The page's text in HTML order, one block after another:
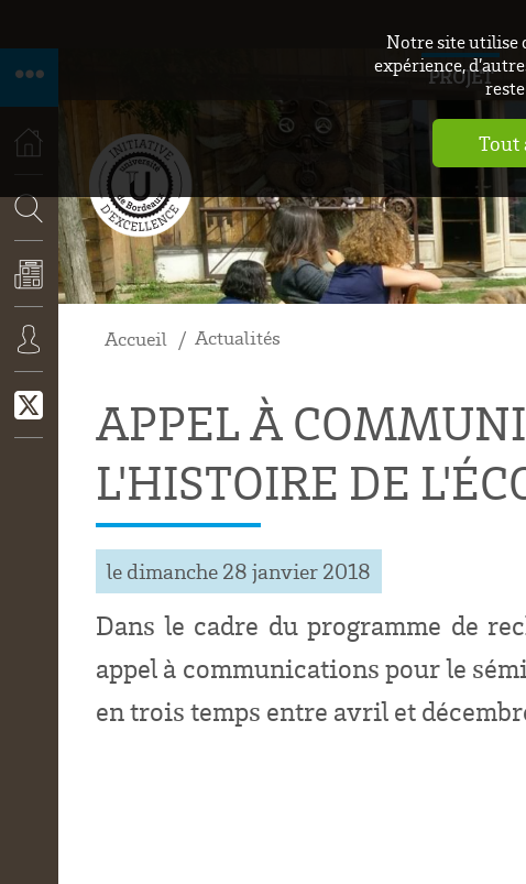
Notre site utilise
expérience,
Tout
ACCUEIL
RECHERCHE
ACTUALITÉS
CONNEXION
PROJET
Accueil Actualités
APPEL À
L'HISTOIRE DE
le dimanche 28 janvier 2018
Dans le cadre du programme de
appel à communications pour le
en trois temps entre avril et